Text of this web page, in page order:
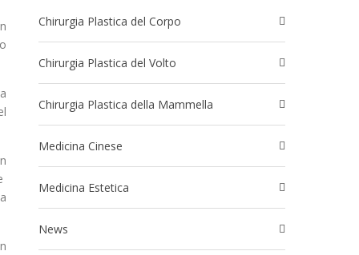
Chirurgia Plastica del Corpo
Chirurgia Plastica del Volto
Chirurgia Plastica della Mammella
Medicina Cinese
Medicina Estetica
News